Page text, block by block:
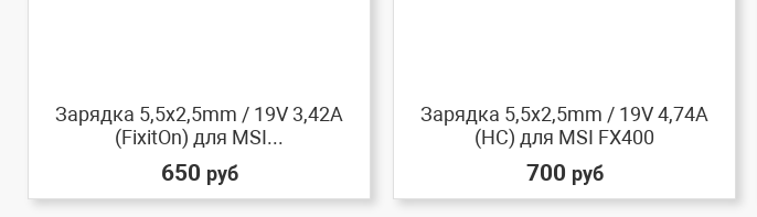
Зарядка 5,5x2,5mm / 19V 3,42A
(FixitOn) для MSI...
650 руб
Зарядка 5,5x2,5mm / 19V 4,74A
(HC) для MSI FX400
700 руб